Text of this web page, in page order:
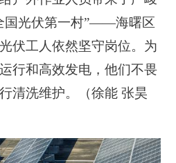
国光伏第一村”——海曙区
伏工人依然坚守岗位。为
行和高效发电，他们不畏
清洗维护。（徐能 张昊